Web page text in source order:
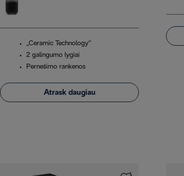
„Ceramic Technology“
2 galingumo lygiai
Pernešimo rankenos
Atrask daugiau